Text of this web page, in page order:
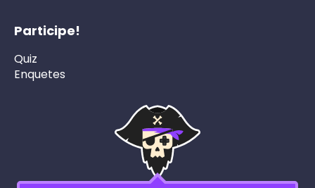
Participe!
Quiz
Enquetes